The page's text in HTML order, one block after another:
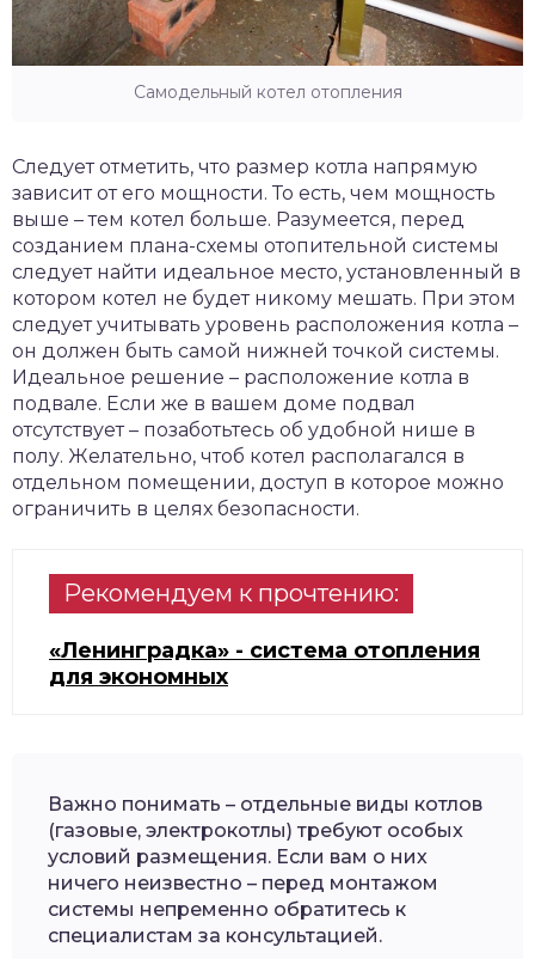
Самодельный котел отопления
Следует отметить, что размер котла напрямую
зависит от его мощности. То есть, чем мощность
выше – тем котел больше. Разумеется, перед
созданием плана-схемы отопительной системы
следует найти идеальное место, установленный в
котором котел не будет никому мешать. При этом
следует учитывать уровень расположения котла –
он должен быть самой нижней точкой системы.
Идеальное решение – расположение котла в
подвале. Если же в вашем доме подвал
отсутствует – позаботьтесь об удобной нише в
полу. Желательно, чтоб котел располагался в
отдельном помещении, доступ в которое можно
ограничить в целях безопасности.
Рекомендуем к прочтению:
«Ленинградка» - система отопления
для экономных
Важно понимать – отдельные виды котлов
(газовые, электрокотлы) требуют особых
условий размещения. Если вам о них
ничего неизвестно – перед монтажом
системы непременно обратитесь к
специалистам за консультацией.